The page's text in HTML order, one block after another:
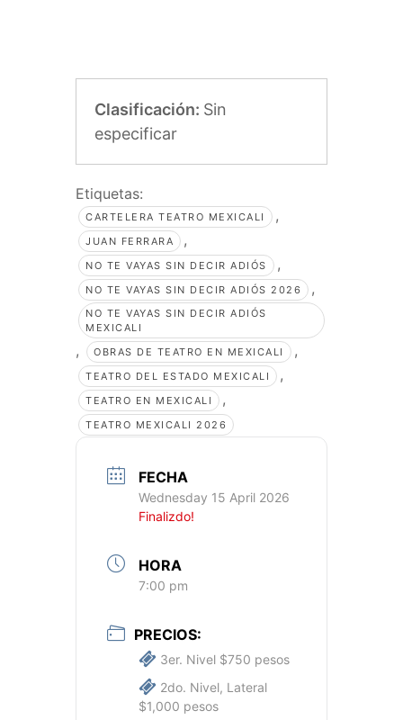
Clasificación: Sin
especificar
Etiquetas:
CARTELERA TEATRO MEXICALI ,
JUAN FERRARA ,
NO TE VAYAS SIN DECIR ADIÓS ,
NO TE VAYAS SIN DECIR ADIÓS 2026 ,
NO TE VAYAS SIN DECIR ADIÓS
MEXICALI
, OBRAS DE TEATRO EN MEXICALI ,
TEATRO DEL ESTADO MEXICALI ,
TEATRO EN MEXICALI ,
TEATRO MEXICALI 2026
FECHA
Wednesday 15 April 2026
Finalizdo!
HORA
7:00 pm
PRECIOS:
3er. Nivel $750 pesos
2do. Nivel, Lateral
$1,000 pesos